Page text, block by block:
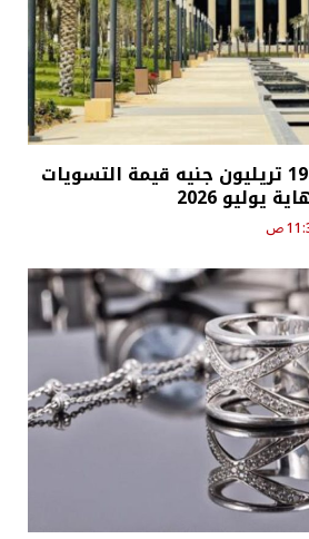
البنك المركزي: 190.49 تريليون جنيه قيمة التسويات
يوليو 2026